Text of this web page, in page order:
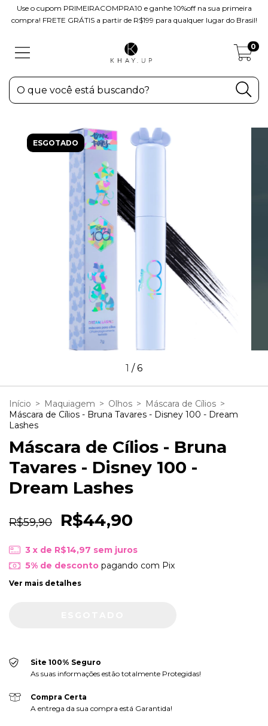
Use o cupom PRIMEIRACOMPRA10 e ganhe 10%off na sua primeira
compra! FRETE GRÁTIS a partir de R$199 para qualquer lugar do Brasil!
0
ESGOTADO
1 /6
Início > Maquiagem > Olhos > Máscara de Cílios >
Máscara de Cílios - Bruna Tavares - Disney 100 - Dream
Lashes
Máscara de Cílios - Bruna
Tavares - Disney 100 -
Dream Lashes
R$59,90 R$44,90
3 x de R$14,97 sem juros
5% de descontopagando com Pix
Ver mais detalhes
Site 100% Seguro
As suas informações estão totalmente Protegidas!
Compra Certa
A entrega da sua compra está Garantida!